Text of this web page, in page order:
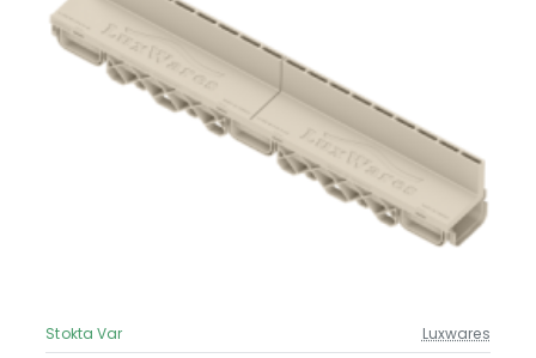
Güncel Fiyat
Stokta Var Luxwares